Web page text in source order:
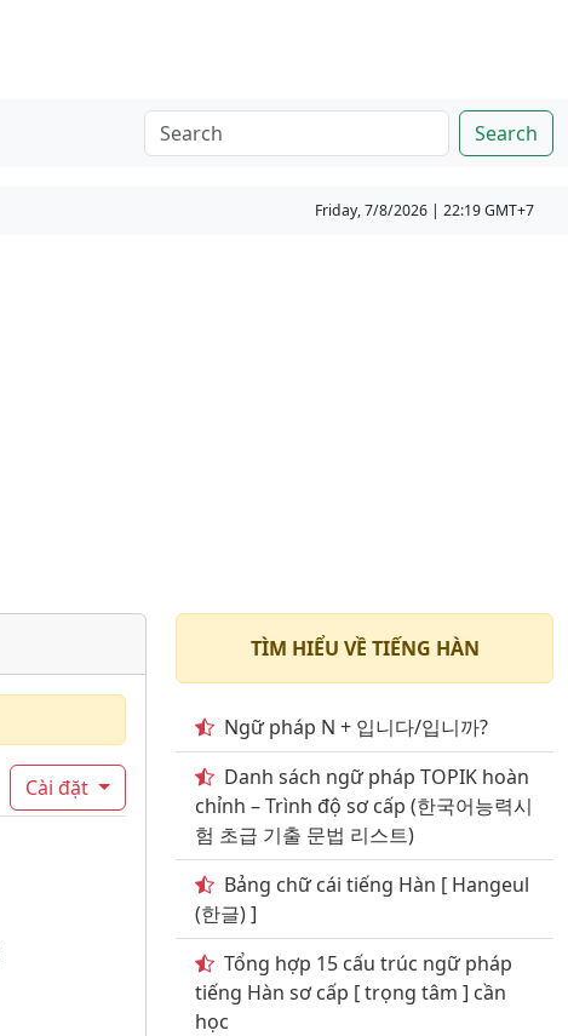
Search
Friday, 7/8/2026 | 22:19 GMT+7
Cài đặt
TÌM HIỂU VỀ TIẾNG HÀN
Ngữ pháp N + 입니다/입니까?
Danh sách ngữ pháp TOPIK hoàn
chỉnh – Trình độ sơ cấp (한국어능력시
험 초급 기출 문법 리스트)
Bảng chữ cái tiếng Hàn [ Hangeul
(한글) ]
Tổng hợp 15 cấu trúc ngữ pháp
tiếng Hàn sơ cấp [ trọng tâm ] cần
học